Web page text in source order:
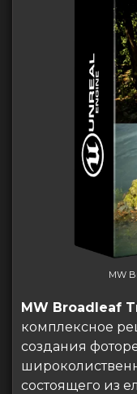
MW
MW Broadleaf
комплексное
создания
состоящего из